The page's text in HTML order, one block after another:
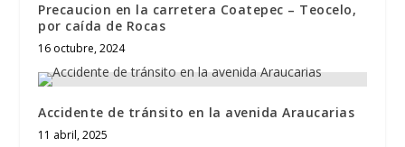
Precaucion en la carretera Coatepec – Teocelo,
por caída de Rocas
16 octubre, 2024
Accidente de tránsito en la avenida Araucarias
11 abril, 2025